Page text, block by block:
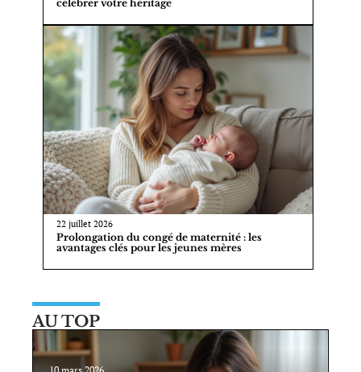
célébrer votre héritage
22 juillet 2026
Prolongation du congé de maternité : les
avantages clés pour les jeunes mères
AU TOP
10 mars 2026